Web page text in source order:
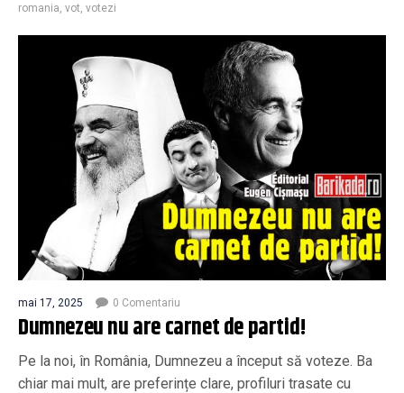
romania, vot, votezi
mai 17, 2025 0 Comentariu
Dumnezeu nu are carnet de partid!
Pe la noi, în România, Dumnezeu a început să voteze. Ba
chiar mai mult, are preferințe clare, profiluri trasate cu